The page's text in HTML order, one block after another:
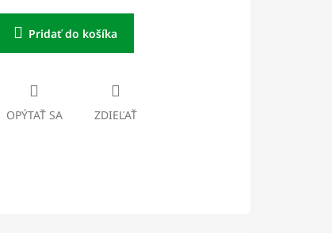
Pridať do košíka
OPÝTAŤ SA ZDIEĽAŤ